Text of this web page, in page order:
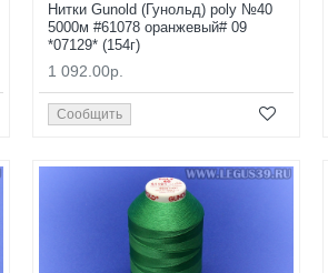
Нитки Gunold (Гунольд) poly №40
5000м #61078 оранжевый# 09
*07129* (154г)
1 092.00р.
Сообщить